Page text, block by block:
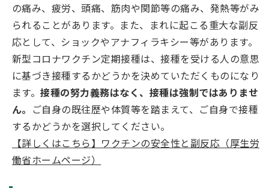
の痛み、疲労、頭痛、筋肉や関節等の痛み、発熱等がみ
られることがあります。また、まれに起こる重大な副反
応として、ショックやアナフィラキシー等があります。
新型コロナワクチン定期接種は、接種を受ける人の意思
に基づき接種するかどうかを決めていただくものになり
ます。接種の努力義務はなく、接種は強制ではありませ
ん。 ご自身の既往歴や体質等を踏まえて、ご自身で接種
するかどうかを選択してください。
【詳しくはこちら】ワクチンの安全性と副反応（厚生労
働省ホームページ）